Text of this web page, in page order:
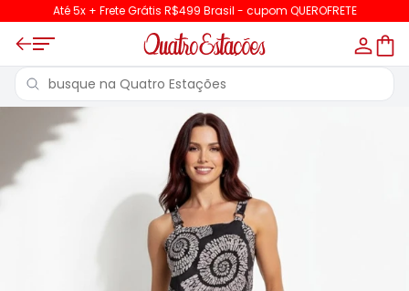
Até 5x + Frete Grátis R$499 Brasil - cupom QUEROFRETE